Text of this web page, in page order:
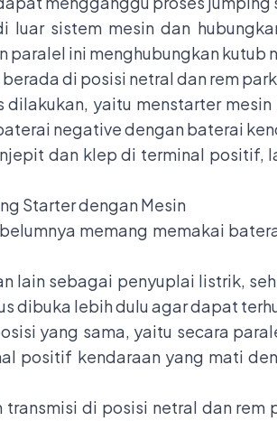
luar sistem mesin dan
paralel ini menghubungkan
di posisi netral dan rem
dilakukan, yaitu menstarter
negative dengan baterai
dan klep di terminal positif,
Starter dengan Mesin
memang memakai
lain sebagai penyuplai listrik,
dibuka lebih dulu agar dapat
yang sama, yaitu secara
positif kendaraan yang mati
transmisi di posisi netral dan